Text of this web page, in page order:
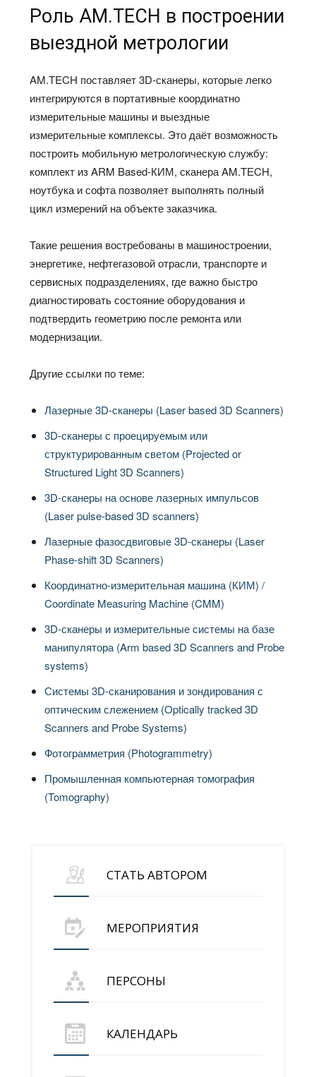
Роль AM.TECH в построении
выездной метрологии
AM.TECH поставляет 3D‑сканеры, которые легко
интегрируются в портативные координатно
измерительные машины и выездные
измерительные комплексы. Это даёт возможность
построить мобильную метрологическую службу:
комплект из ARM Based‑КИМ, сканера AM.TECH,
ноутбука и софта позволяет выполнять полный
цикл измерений на объекте заказчика.
Такие решения востребованы в машиностроении,
энергетике, нефтегазовой отрасли, транспорте и
сервисных подразделениях, где важно быстро
диагностировать состояние оборудования и
подтвердить геометрию после ремонта или
модернизации.
Другие ссылки по теме:
Лазерные 3D-сканеры (Laser based 3D Scanners)
3D-сканеры с проецируемым или
структурированным светом (Projected or
Structured Light 3D Scanners)
3D-сканеры на основе лазерных импульсов
(Laser pulse-based 3D scanners)
Лазерные фазосдвиговые 3D-сканеры (Laser
Phase-shift 3D Scanners)
Координатно-измерительная машина (КИМ) /
Coordinate Measuring Machine (CMM)
3D-сканеры и измерительные системы на базе
манипулятора (Arm based 3D Scanners and Probe
systems)
Системы 3D-сканирования и зондирования с
оптическим слежением (Optically tracked 3D
Scanners and Probe Systems)
Фотограмметрия (Photogrammetry)
Промышленная компьютерная томография
(Tomography)
СТАТЬ АВТОРОМ
МЕРОПРИЯТИЯ
ПЕРСОНЫ
КАЛЕНДАРЬ